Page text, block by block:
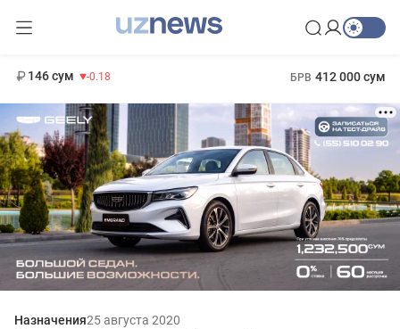
146 сум -0.18 БРВ 412 000 сум
Назначения25 августа 2020